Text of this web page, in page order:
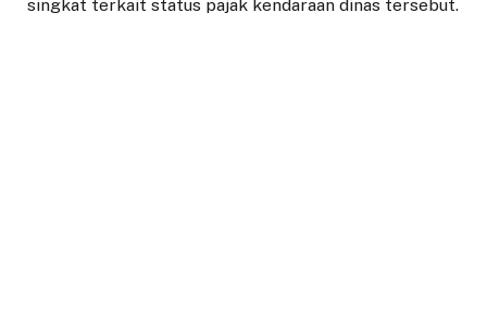
singkat terkait status pajak kendaraan dinas tersebut.